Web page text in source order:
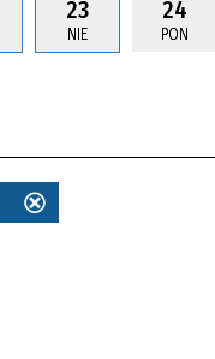
23
NIE
24
PON